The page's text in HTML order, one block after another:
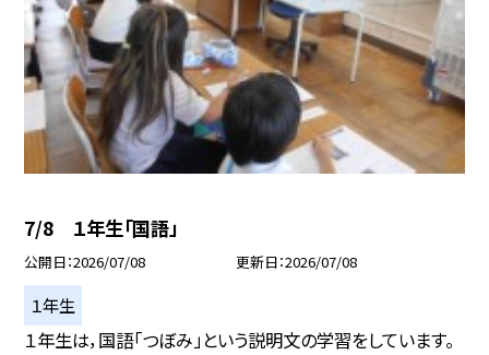
7/8 １年生「国語」
公開日 2026/07/08 更新日 2026/07/08
１年生
１年生は，国語「つぼみ」という説明文の学習をしています。